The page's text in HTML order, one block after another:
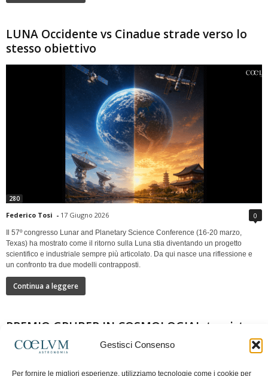
Gestisci Consenso
Per fornire le migliori esperienze, utilizziamo tecnologie come i cookie per
LUNA Occidente vs Cinadue strade verso lo
stesso obiettivo
280
Federico Tosi - 17 Giugno 2026 0
Il 57º congresso Lunar and Planetary Science Conference (16-20 marzo,
Texas) ha mostrato come il ritorno sulla Luna stia diventando un progetto
scientifico e industriale sempre più articolato. Da qui nasce una riflessione e
un confronto tra due modelli contrapposti.
Continua a leggere
PREMIO GRUBER IN COSMOLOGIAIntervista a
Nazzareno Mandolesi